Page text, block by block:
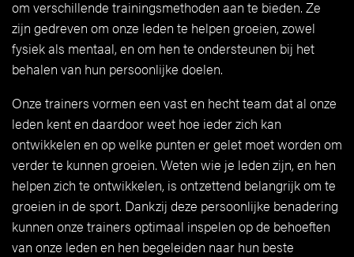
om verschillende trainingsmethoden aan te bieden. Ze
zijn gedreven om onze leden te helpen groeien, zowel
fysiek als mentaal, en om hen te ondersteunen bij het
behalen van hun persoonlijke doelen.
Onze trainers vormen een vast en hecht team dat al onze
leden kent en daardoor weet hoe ieder zich kan
ontwikkelen en op welke punten er gelet moet worden om
verder te kunnen groeien. Weten wie je leden zijn, en hen
helpen zich te ontwikkelen, is ontzettend belangrijk om te
groeien in de sport. Dankzij deze persoonlijke benadering
kunnen onze trainers optimaal inspelen op de behoeften
van onze leden en hen begeleiden naar hun beste